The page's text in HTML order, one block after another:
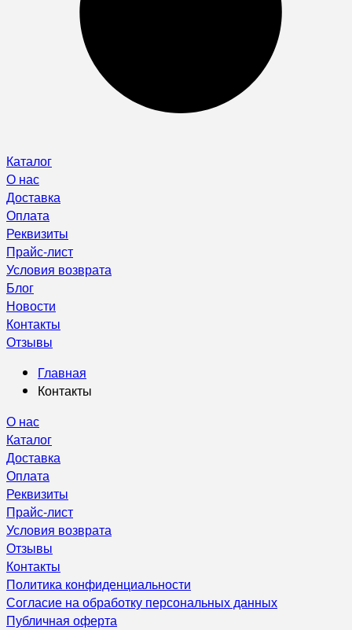
Каталог
О нас
Доставка
Оплата
Реквизиты
Прайс-лист
Условия возврата
Блог
Новости
Контакты
Отзывы
Главная
Контакты
О нас
Каталог
Доставка
Оплата
Реквизиты
Прайс-лист
Условия возврата
Отзывы
Контакты
Политика конфиденциальности
Согласие на обработку персональных данных
Публичная оферта